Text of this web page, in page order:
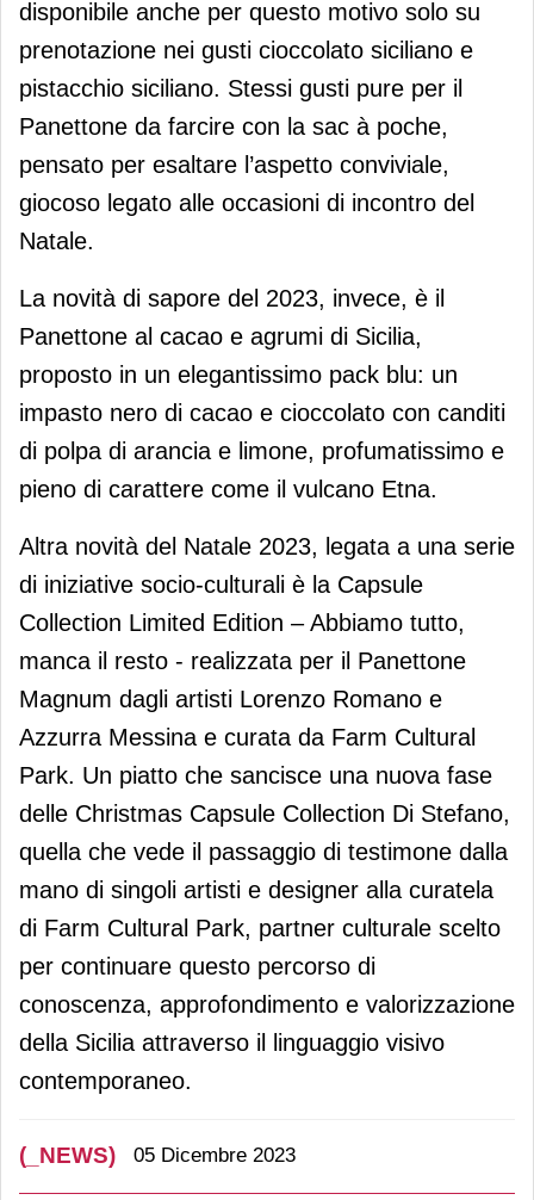
disponibile anche per questo motivo solo su
prenotazione nei gusti cioccolato siciliano e
pistacchio siciliano. Stessi gusti pure per il
Panettone da farcire con la sac à poche,
pensato per esaltare l’aspetto conviviale,
giocoso legato alle occasioni di incontro del
Natale.
La novità di sapore del 2023, invece, è il
Panettone al cacao e agrumi di Sicilia,
proposto in un elegantissimo pack blu: un
impasto nero di cacao e cioccolato con canditi
di polpa di arancia e limone, profumatissimo e
pieno di carattere come il vulcano Etna.
Altra novità del Natale 2023, legata a una serie
di iniziative socio-culturali è la Capsule
Collection Limited Edition – Abbiamo tutto,
manca il resto - realizzata per il Panettone
Magnum dagli artisti Lorenzo Romano e
Azzurra Messina e curata da Farm Cultural
Park. Un piatto che sancisce una nuova fase
delle Christmas Capsule Collection Di Stefano,
quella che vede il passaggio di testimone dalla
mano di singoli artisti e designer alla curatela
di Farm Cultural Park, partner culturale scelto
per continuare questo percorso di
conoscenza, approfondimento e valorizzazione
della Sicilia attraverso il linguaggio visivo
contemporaneo.
(_NEWS) 05 Dicembre 2023